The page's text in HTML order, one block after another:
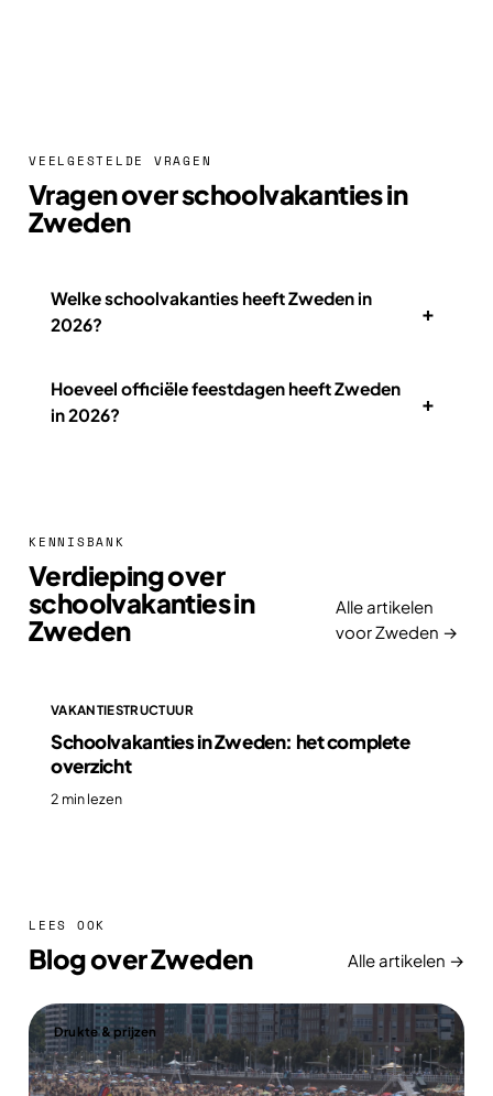
VEELGESTELDE VRAGEN
Vragen over schoolvakanties in
Zweden
Welke schoolvakanties heeft Zweden in
2026?
+
Hoeveel officiële feestdagen heeft Zweden
in 2026?
+
KENNISBANK
Verdieping over
schoolvakanties in
Zweden
Alle artikelen
voor Zweden →
VAKANTIESTRUCTUUR
Schoolvakanties in Zweden: het complete
overzicht
2 min lezen
LEES OOK
Blog over Zweden Alle artikelen →
Drukte & prijzen